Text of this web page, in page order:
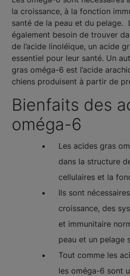
la croissance, à la fonction
santé de la peau et du pelage.
également besoin de trouver
de l’acide linoléique, un acide
essentiel pour leur santé. Un
gras oméga-6 est l’acide
chiens produisent à partir de
Bienfaits des
oméga-6
Les acides gras
dans la structure
cellulaires et la
Ils sont
croissance, des
et immunitaire
peau et un pelage
Tout comme les
les oméga-6 sont